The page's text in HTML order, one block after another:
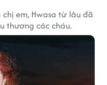
em, Hwasa từ lâu đã
thương các cháu.